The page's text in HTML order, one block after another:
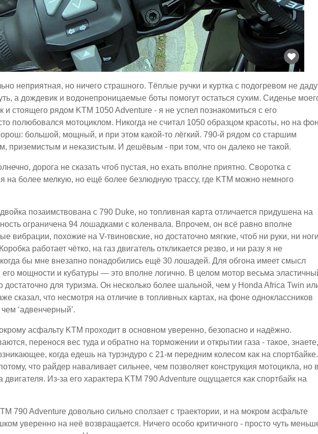
неприятная, но ничего страшного. Тёплые ручки и куртка с подогревом не
а дождевик и водонепроницаемые боты помогут остаться сухим. Сиденье
и стоящего рядом KTM 1050 Adventure - я не успел познакомиться с его
полюбовался мотоциклом. Никогда не считал 1050 образцом красоты, но на
большой, мощный, и при этом какой-то лёгкий. 790-й рядом со старшим
приземистым и неказистым. И дешёвым - при том, что он далеко не такой.
дорога не сказать чтоб пустая, но ехать вполне приятно. Своротка с
на более мелкую, но ещё более безлюдную трассу, где KTM можно немного
позаимствована с 790 Duke, но топливная карта отличается придушена на
ограничена 94 лошадками с коленвала. Впрочем, он всё равно вполне
вибрации, похожие на V-твиновские, но достаточно мягкие, чтоб ни руки, ни
работает чётко, на газ двигатель откликается резво, и ни разу я не
когда бы мне внезапно понадобились ещё 30 лошадей. Для обгона имеет смысл
его мощности и кубатуры — это вполне логично. В целом мотор весьма
достаточно для туризма. Он несколько более шальной, чем у Honda Africa Twin
сказал, что несмотря на отличие в топливных картах, на фоне одноклассников
‘адвенчерный’.
асфальту KTM проходит в основном уверенно, безопасно и надёжно.
перенося вес туда и обратно на торможении и открытии газа - такое, знаете,
когда едешь на турэндуро с 21-м передним колесом как на спортбайке.
что райдер наваливает сильнее, чем позволяет конструкция мотоцикла, но
двигателя. Из-за его характера KTM 790 Adventure ощущается как спортбайк на
790 Adventure довольно сильно сползает с траектории, и на мокром асфальте
уверенно на неё возвращается. Ничего особо критичного - просто чуть